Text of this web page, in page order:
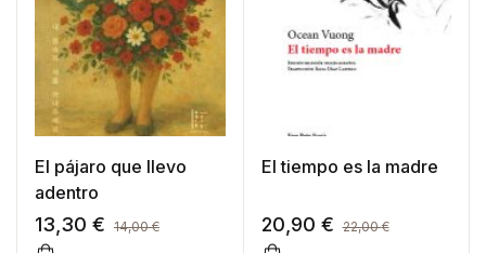
El pájaro que llevo
adentro
13,30 € 14,00€
El tiempo es la madre
20,90 € 22,00€